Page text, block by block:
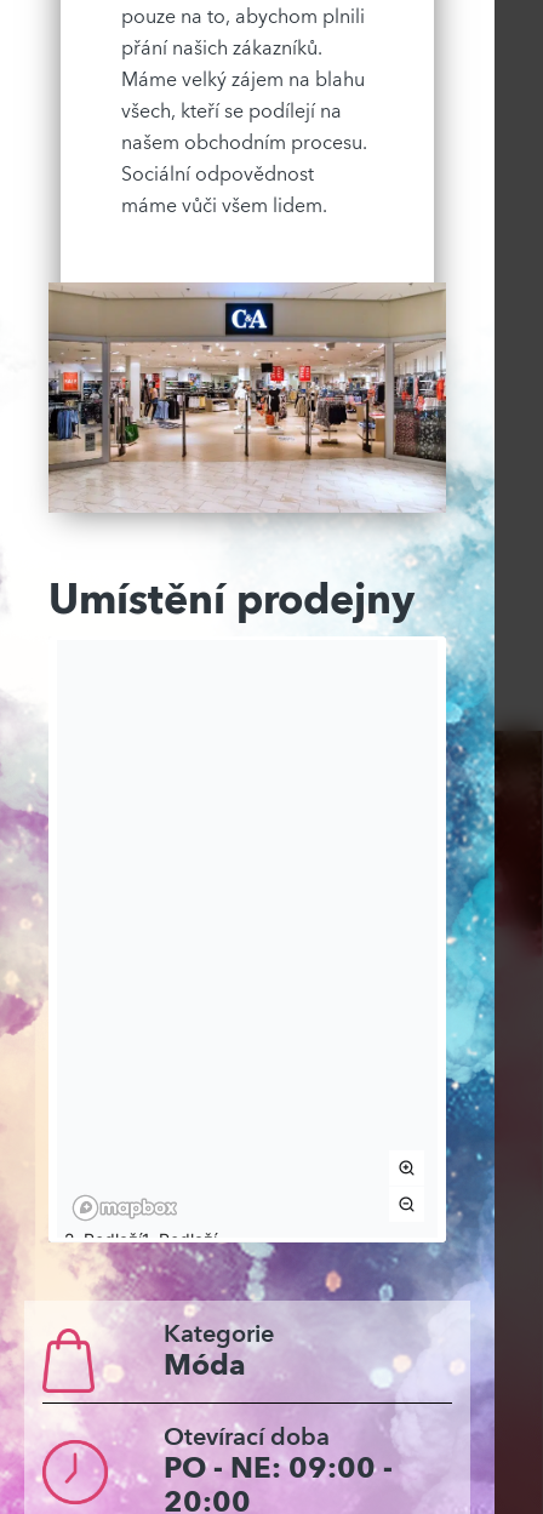
pouze na to, abychom plnili
přání našich zákazníků.
Máme velký zájem na blahu
všech, kteří se podílejí na
našem obchodním procesu.
Sociální odpovědnost
máme vůči všem lidem.
Umístění prodejny
Kategorie
Móda
Otevírací doba
PO - NE: 09:00 -
20:00